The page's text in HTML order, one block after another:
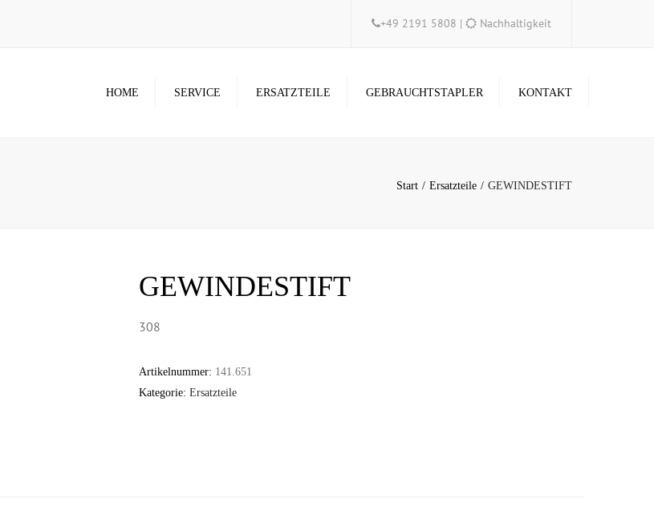
+49 2191 5808 | Nachhaltigkeit
HOME SERVICE ERSATZTEILE GEBRAUCHTSTAPLER KONTAKT
Start Ersatzteile GEWINDESTIFT
GEWINDESTIFT
308
Artikelnummer: 141.651
Kategorie: Ersatzteile